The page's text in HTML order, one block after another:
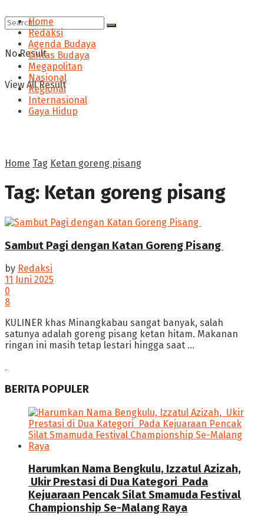
No Result
View All Result
Home
Redaksi
Agenda Budaya
Lintas Budaya
Megapolitan
Nasional
Regional
Internasional
Gaya Hidup
Home Tag Ketan goreng pisang
Tag: Ketan goreng pisang
Sambut Pagi dengan Katan Goreng Pisang
by Redaksi
11 Juni 2025
0
8
‎KULINER khas Minangkabau sangat banyak, salah
satunya adalah goreng pisang ketan hitam. Makanan
ringan ini masih tetap lestari hingga saat ...
BERITA POPULER
Harumkan Nama Bengkulu, Izzatul Azizah,
Ukir Prestasi di Dua Kategori Pada
Kejuaraan Pencak Silat Smamuda Festival
Championship Se-Malang Raya